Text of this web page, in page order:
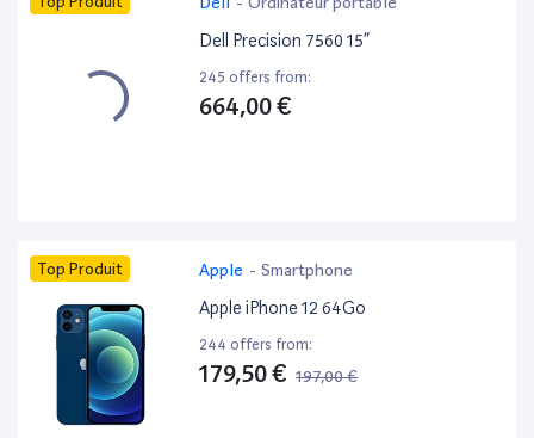
Dell Precision 7560 15”
245 offers from:
664,00 €
Top Produit Apple - Smartphone
Apple iPhone 12 64Go
244 offers from:
179,50 € 197,00 €